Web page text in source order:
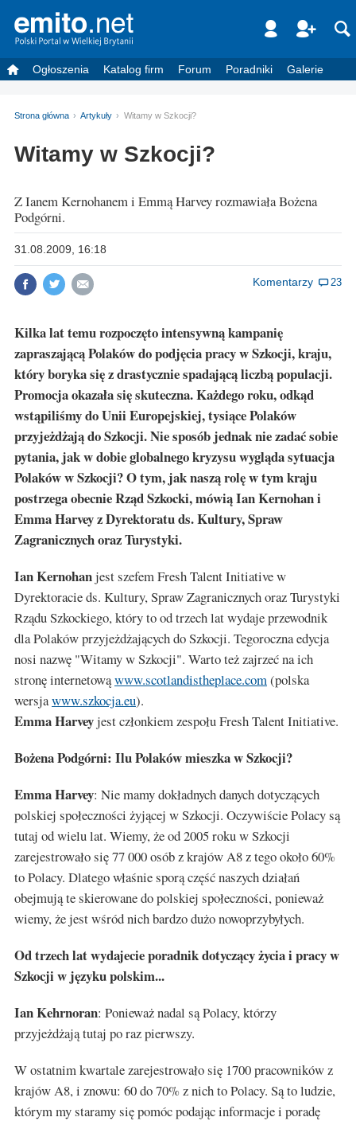
Ogłoszenia Katalog firm Forum Poradniki Galerie
Strona główna Artykuły Witamy w Szkocji?
Witamy w Szkocji?
Z Ianem Kernohanem i Emmą Harvey rozmawiała Bożena
Podgórni.
31.08.2009, 16:18
Komentarzy 23
Kilka lat temu rozpoczęto intensywną kampanię
zapraszającą Polaków do podjęcia pracy w Szkocji, kraju,
który boryka się z drastycznie spadającą liczbą populacji.
Promocja okazała się skuteczna. Każdego roku, odkąd
wstąpiliśmy do Unii Europejskiej, tysiące Polaków
przyjeżdżają do Szkocji. Nie sposób jednak nie zadać sobie
pytania, jak w dobie globalnego kryzysu wygląda sytuacja
Polaków w Szkocji? O tym, jak naszą rolę w tym kraju
postrzega obecnie Rząd Szkocki, mówią Ian Kernohan i
Emma Harvey z Dyrektoratu ds. Kultury, Spraw
Zagranicznych oraz Turystyki.
Ian Kernohanjest szefem Fresh Talent Initiative w
Dyrektoracie ds. Kultury, Spraw Zagranicznych oraz Turystyki
Rządu Szkockiego, który to od trzech lat wydaje przewodnik
dla Polaków przyjeżdżających do Szkocji. Tegoroczna edycja
nosi nazwę "Witamy w Szkocji". Warto też zajrzeć na ich
stronę internetowąwww.scotlandistheplace.com(polska
wersjawww.szkocja.eu).
Emma Harveyjest członkiem zespołu Fresh Talent Initiative.
Bożena Podgórni: Ilu Polaków mieszka w Szkocji?
Emma Harvey: Nie mamy dokładnych danych dotyczących
polskiej społeczności żyjącej w Szkocji. Oczywiście Polacy są
tutaj od wielu lat. Wiemy, że od 2005 roku w Szkocji
zarejestrowało się 77 000 osób z krajów A8 z tego około 60%
to Polacy. Dlatego właśnie sporą część naszych działań
obejmują te skierowane do polskiej społeczności, ponieważ
wiemy, że jest wśród nich bardzo dużo nowoprzybyłych.
Od trzech lat wydajecie poradnik dotyczący życia i pracy w
Szkocji w języku polskim...
Ian Kehrnoran: Ponieważ nadal są Polacy, którzy
przyjeżdżają tutaj po raz pierwszy.
W ostatnim kwartale zarejestrowało się 1700 pracowników z
krajów A8, i znowu: 60 do 70% z nich to Polacy. Są to ludzie,
którym my staramy się pomóc podając informacje i poradę